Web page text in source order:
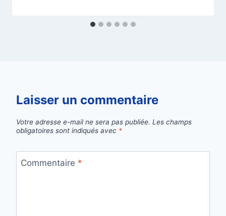
Laisser un commentaire
Votre adresse e-mail ne sera pas publiée. Les champs
obligatoires sont indiqués avec *
Commentaire *